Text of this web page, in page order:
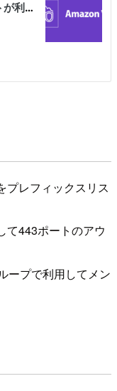
プレフィックスリス
て443ポートのアウ
ープで利用してメン